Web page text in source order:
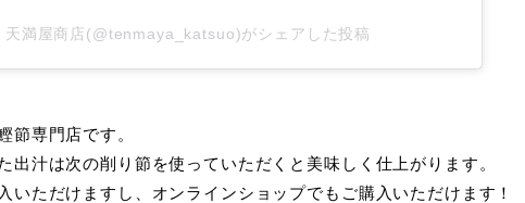
天満屋商店(@tenmaya_katsuo)がシェアした投稿
節専門店です。
出汁は次の削り節を使っていただくと美味しく仕上がります。
いただけますし、オンラインショップでもご購入いただけます！